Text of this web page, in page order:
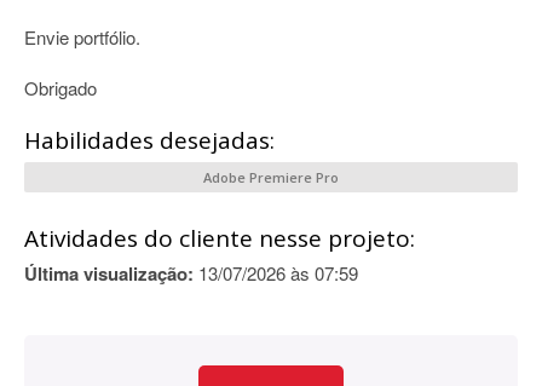
Envie portfólio.
Obrigado
Habilidades desejadas:
Adobe Premiere Pro
Atividades do cliente nesse projeto:
Última visualização: 13/07/2026 às 07:59